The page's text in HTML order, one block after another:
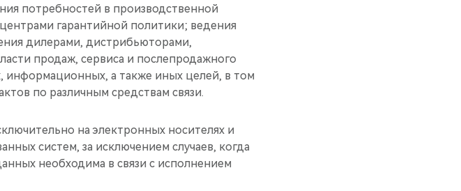
потребностей в производственной
гарантийной политики; ведения
дилерами, дистрибьюторами,
продаж, сервиса и послепродажного
информационных, а также иных целей, в том
по различным средствам связи.
на электронных носителях и
систем, за исключением случаев, когда
необходима в связи с исполнением